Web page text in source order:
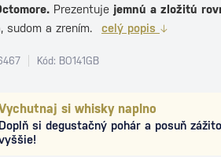
si whisky naplno
si degustačný pohár a posuň
Prezentuje jemnú a zložitú
sudom a zrením.
celý popis
Kód: BO141GB